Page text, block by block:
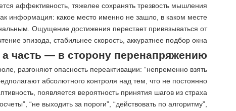
аффективность, тяжелее сохранять трезвость мышления.
информация: какое место именно не зашло, в каком месте
Ощущение достижения перестает привязываться от
эпизода, стабильнее скорость, аккуратнее подбор окна.
а часть — в сторону перенапряжению
разгоняют опасность переактивации: “непременно взять
абсолютного контроля над тем, что не постоянно
появляется вероятность принятия шагов из страха.
“не выходить за пороги”, “действовать по алгоритму”,